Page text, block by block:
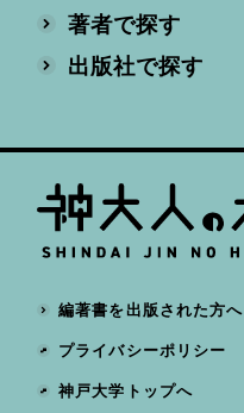
著者で探す
出版社で探す
編著書を出版された方へ
プライバシーポリシー
神戸大学トップへ